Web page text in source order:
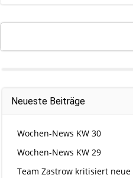
Neueste Beiträge
Wochen-News KW 30
Wochen-News KW 29
Team Zastrow kritisiert